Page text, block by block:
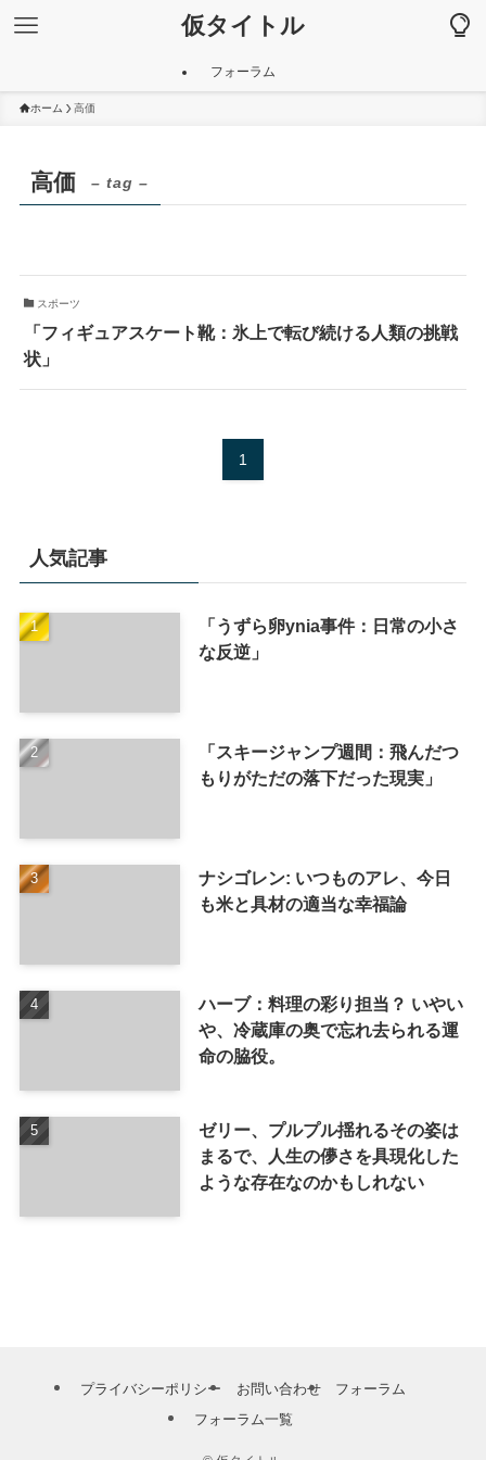
仮タイトル
フォーラム
ホーム 高価
人気記事
「うずら卵ynia事件：日常の小さ
な反逆」
「スキージャンプ週間：飛んだつ
もりがただの落下だった現実」
ナシゴレン: いつものアレ、今日
も米と具材の適当な幸福論
ハーブ：料理の彩り担当？ いやい
や、冷蔵庫の奥で忘れ去られる運
命の脇役。
ゼリー、プルプル揺れるその姿は
まるで、人生の儚さを具現化した
ような存在なのかもしれない
高価 – tag –
スポーツ
「フィギュアスケート靴：氷上で転び続ける人類の挑戦
状」
1
プライバシーポリシー お問い合わせ
フォーラム
フォーラム一覧